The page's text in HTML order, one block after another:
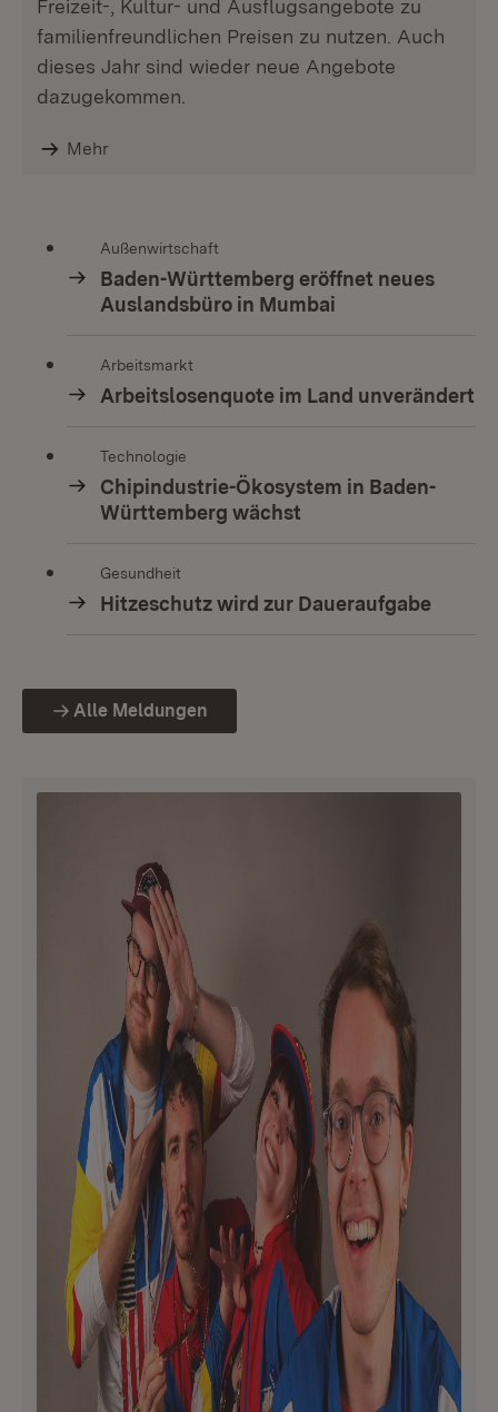
Freizeit-, Kultur- und Ausflugsangebote zu
familienfreundlichen Preisen zu nutzen. Auch
dieses Jahr sind wieder neue Angebote
dazugekommen.
Mehr
Außenwirtschaft
Baden-Württemberg eröffnet neues
Auslandsbüro in Mumbai
Arbeitsmarkt
Arbeitslosenquote im Land unverändert
Technologie
Chipindustrie-Ökosystem in Baden-
Württemberg wächst
Gesundheit
Hitzeschutz wird zur Daueraufgabe
Alle Meldungen